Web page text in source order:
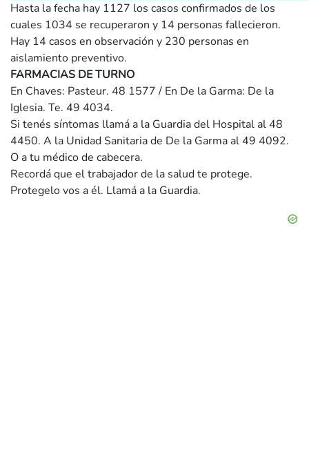
Hasta la fecha hay 1127 los casos confirmados de los
cuales 1034 se recuperaron y 14 personas fallecieron.
Hay 14 casos en observación y 230 personas en
aislamiento preventivo.
FARMACIAS DE TURNO
En Chaves: Pasteur. 48 1577 / En De la Garma: De la
Iglesia. Te. 49 4034.
Si tenés síntomas llamá a la Guardia del Hospital al 48
4450. A la Unidad Sanitaria de De la Garma al 49 4092.
O a tu médico de cabecera.
Recordá que el trabajador de la salud te protege.
Protegelo vos a él. Llamá a la Guardia.